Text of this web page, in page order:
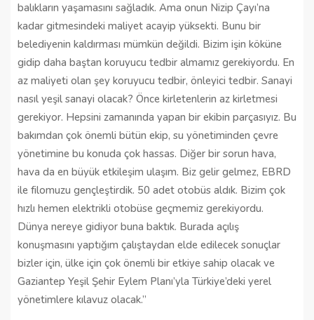
balıkların yaşamasını sağladık. Ama onun Nizip Çayı’na
kadar gitmesindeki maliyet acayip yüksekti. Bunu bir
belediyenin kaldırması mümkün değildi. Bizim işin köküne
gidip daha baştan koruyucu tedbir almamız gerekiyordu. En
az maliyeti olan şey koruyucu tedbir, önleyici tedbir. Sanayi
nasıl yeşil sanayi olacak? Önce kirletenlerin az kirletmesi
gerekiyor. Hepsini zamanında yapan bir ekibin parçasıyız. Bu
bakımdan çok önemli bütün ekip, su yönetiminden çevre
yönetimine bu konuda çok hassas. Diğer bir sorun hava,
hava da en büyük etkileşim ulaşım. Biz gelir gelmez, EBRD
ile filomuzu gençleştirdik. 50 adet otobüs aldık. Bizim çok
hızlı hemen elektrikli otobüse geçmemiz gerekiyordu.
Dünya nereye gidiyor buna baktık. Burada açılış
konuşmasını yaptığım çalıştaydan elde edilecek sonuçlar
bizler için, ülke için çok önemli bir etkiye sahip olacak ve
Gaziantep Yeşil Şehir Eylem Planı’yla Türkiye’deki yerel
yönetimlere kılavuz olacak.”